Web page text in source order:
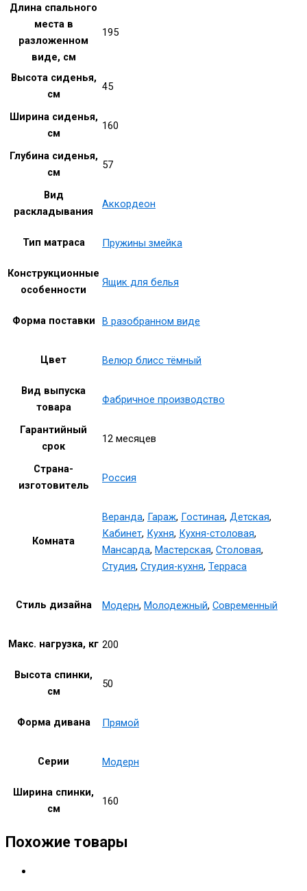
Длина спального
места в
разложенном
виде, см
195
Высота сиденья,
см
45
Ширина сиденья,
см
160
Глубина сиденья,
см
57
Вид
раскладывания
Аккордеон
Тип матраса Пружины змейка
Конструкционные
особенности
Ящик для белья
Форма поставки В разобранном виде
Цвет Велюр блисс тёмный
Вид выпуска
товара
Фабричное производство
Гарантийный
срок
12 месяцев
Страна-
изготовитель
Россия
Комната
Веранда, Гараж, Гостиная, Детская,
Кабинет, Кухня, Кухня-столовая,
Мансарда, Мастерская, Столовая,
Студия, Студия-кухня, Терраса
Стиль дизайна Модерн, Молодежный, Современный
Макс. нагрузка, кг 200
Высота спинки,
см
50
Форма дивана Прямой
Серии Модерн
Ширина спинки,
см
160
Похожие товары